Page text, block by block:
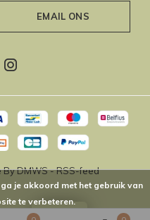
EMAIL ONS
ByDMWS-RSS-feed
je akkoord met het gebruik van
te verbeteren.
LOYALTY